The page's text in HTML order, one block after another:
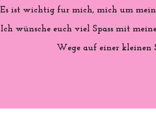
Es ist wichtig fur mich, mich um
Ich wünsche euch viel Spass mit
Wege auf einer kleinen